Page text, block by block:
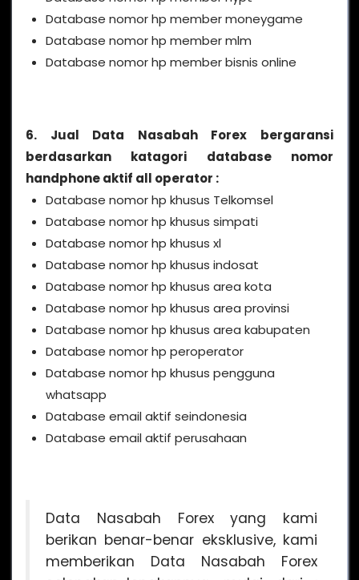
Database nomor hp member moneygame
Database nomor hp member mlm
Database nomor hp member bisnis online
6. Jual Data Nasabah Forex bergaransi
berdasarkan katagori database nomor
handphone aktif all operator :
Database nomor hp khusus Telkomsel
Database nomor hp khusus simpati
Database nomor hp khusus xl
Database nomor hp khusus indosat
Database nomor hp khusus area kota
Database nomor hp khusus area provinsi
Database nomor hp khusus area kabupaten
Database nomor hp peroperator
Database nomor hp khusus pengguna
whatsapp
Database email aktif seindonesia
Database email aktif perusahaan
Data Nasabah Forex yang kami
berikan benar-benar eksklusive, kami
memberikan Data Nasabah Forex